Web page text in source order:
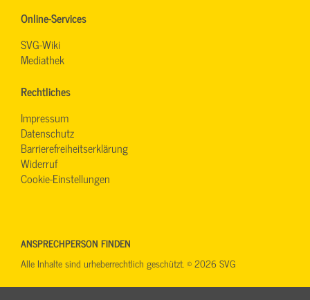
Online-Services
SVG-Wiki
Mediathek
Rechtliches
Impressum
Datenschutz
Barrierefreiheitserklärung
Widerruf
Cookie-Einstellungen
ANSPRECHPERSON FINDEN
Alle Inhalte sind urheberrechtlich geschützt. © 2026 SVG